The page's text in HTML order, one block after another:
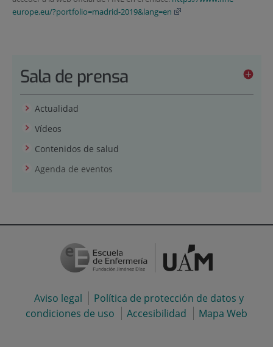
europe.eu/?portfolio=madrid-2019&lang=en
Sala de prensa
Actualidad
Vídeos
Contenidos de salud
Agenda de eventos
Aviso legal
Política de protección de datos y
condiciones de uso
Accesibilidad Mapa Web